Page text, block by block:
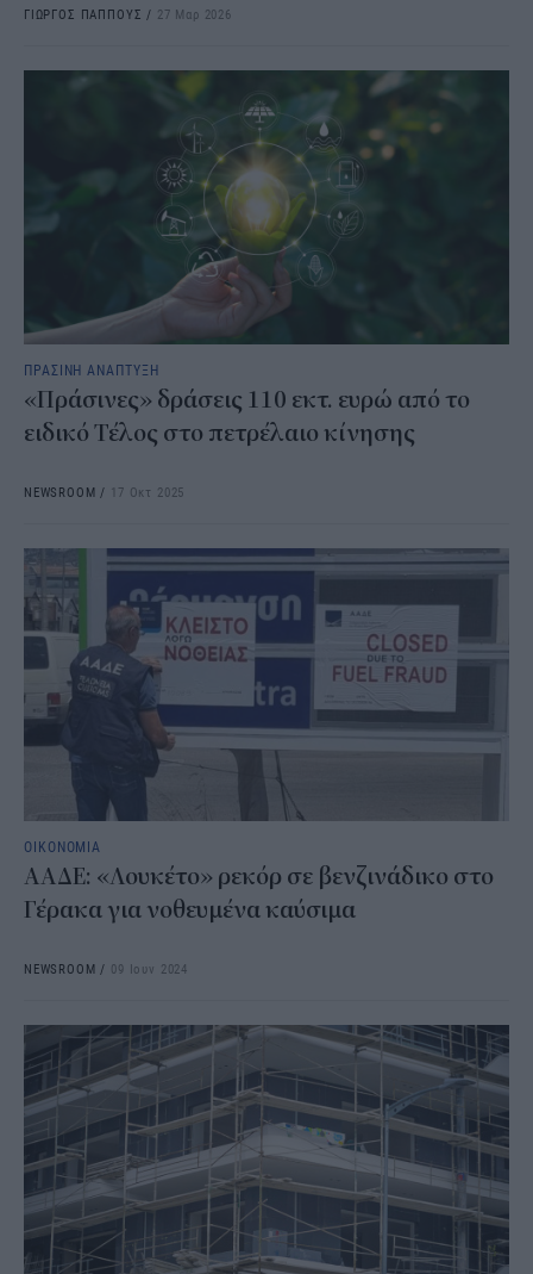
ΓΙΩΡΓΟΣ ΠΑΠΠΟΥΣ / 27 Μαρ 2026
ΠΡΑΣΙΝΗ ΑΝΑΠΤΥΞΗ
«Πράσινες» δράσεις 110 εκτ. ευρώ από το
ειδικό Τέλος στο πετρέλαιο κίνησης
NEWSROOM / 17 Οκτ 2025
ΟΙΚΟΝΟΜΙΑ
ΑΑΔΕ: «Λουκέτο» ρεκόρ σε βενζινάδικο στο
Γέρακα για νοθευμένα καύσιμα
NEWSROOM / 09 Ιουν 2024